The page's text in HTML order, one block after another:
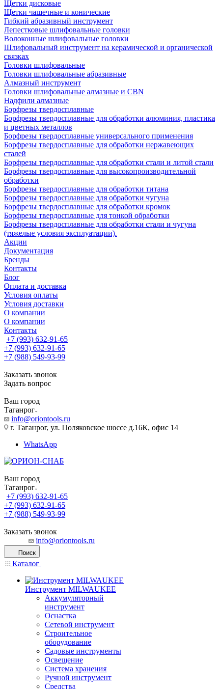
Щетки дисковые
Щетки чашечные и конические
Гибкий абразивный инструмент
Лепестковые шлифовальные головки
Волоконные шлифовальные головки
Шлифовальный инструмент на керамической и органической
связках
Головки шлифовальные
Головки шлифовальные абразивные
Алмазный инструмент
Головки шлифовальные алмазные и CBN
Надфили алмазные
Борфрезы твердосплавные
Борфрезы твердосплавные для обработки алюминия, пластика
и цветных металлов
Борфрезы твердосплавные универсального применения
Борфрезы твердосплавные для обработки нержавеющих
сталей
Борфрезы твердосплавные для обработки стали и литой стали
Борфрезы твердосплавные для высокопроизводительной
обработки
Борфрезы твердосплавные для обработки титана
Борфрезы твердосплавные для обработки чугуна
Борфрезы твердосплавные для обработки кромок
Борфрезы твердосплавные для тонкой обработки
Борфрезы твердосплавные для обработки стали и чугуна
(тяжелые условия эксплуатации).
Акции
Документация
Бренды
Контакты
Блог
Оплата и доставка
Условия оплаты
Условия доставки
О компании
О компании
Контакты
+7 (993) 632-91-65
+7 (993) 632-91-65
+7 (988) 549-93-99
Заказать звонок
Задать вопрос
Ваш город
Таганрог
info@oriontools.ru
г. Таганрог, ул. Поляковское шоссе д.16К, офис 14
WhatsApp
Ваш город
Таганрог
+7 (993) 632-91-65
+7 (993) 632-91-65
+7 (988) 549-93-99
Заказать звонок
info@oriontools.ru
Поиск
Каталог
Инструмент MILWAUKEE
Аккумуляторный
инструмент
Оснастка
Сетевой инструмент
Строительное
оборудование
Садовые инструменты
Освещение
Система хранения
Ручной инструмент
Средства